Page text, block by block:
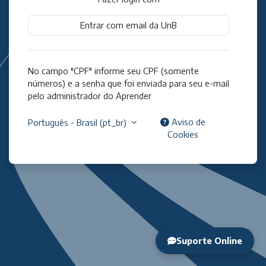
Entrar com email da UnB
No campo "CPF" informe seu CPF (somente
números) e a senha que foi enviada para seu e-mail
pelo administrador do Aprender
Português - Brasil ‎(pt_br)‎
Aviso de
Cookies
Suporte Online